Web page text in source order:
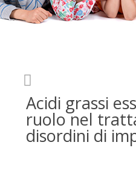
Acidi grassi
ruolo nel
disordini di